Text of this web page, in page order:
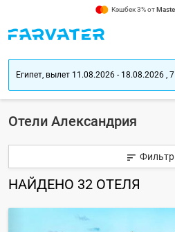
Кэшбек 3% от
Отели Александрия
НАЙДЕНО 32 ОТЕЛЯ